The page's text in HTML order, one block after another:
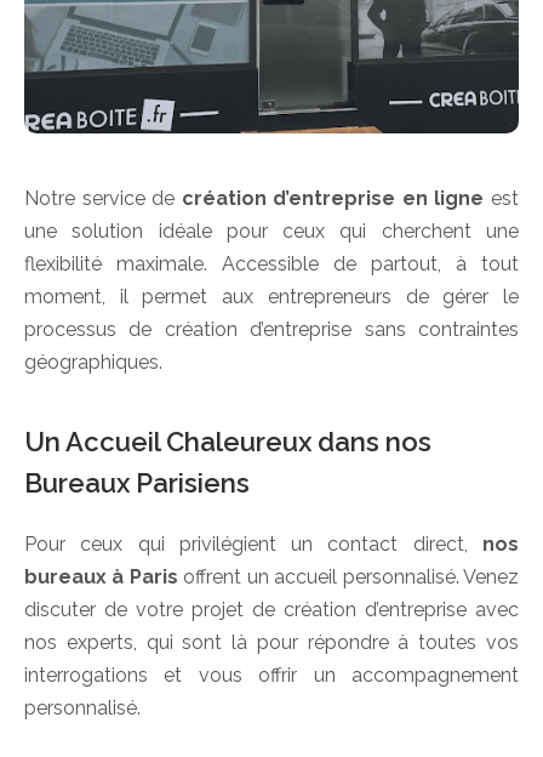
Notre service de création d’entreprise en ligne est
une solution idéale pour ceux qui cherchent une
flexibilité maximale. Accessible de partout, à tout
moment, il permet aux entrepreneurs de gérer le
processus de création d’entreprise sans contraintes
géographiques.
Un Accueil Chaleureux dans nos
Bureaux Parisiens
Pour ceux qui privilégient un contact direct, nos
bureaux à Paris offrent un accueil personnalisé. Venez
discuter de votre projet de création d’entreprise avec
nos experts, qui sont là pour répondre à toutes vos
interrogations et vous offrir un accompagnement
personnalisé.